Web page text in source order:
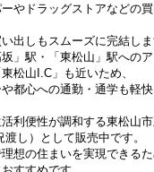
やドラッグストアなどの
出しもスムーズに完結しま
」駅・「東松山」駅へのア
松山I.C」も近いため、
都心への通勤・通学も軽快
利便性が調和する東松山
渡し）として販売中です。
想の住まいを実現できる